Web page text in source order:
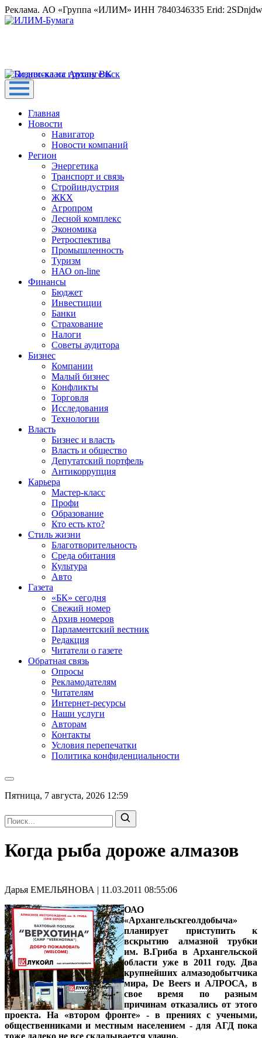
Реклама. АО «Группа «ИЛИМ» ИНН 7840346335 Erid:
Главная
Новости
Навигатор
Новости компаний
Регион
Энергетика
Транспорт и связь
Стройиндустрия
ЖКХ
Агропром
Лесной комплекс
Экономика
Ретроспектива
Промышленность
Туризм
НАО on-line
Финансы
Бюджет
Инвестиции
Банки
Страхование
Налоги
Советы аудитора
Бизнес
Компании
Малый бизнес
Конфликты
Торговля
Исследования
Технологии
Власть
Бизнес и власть
Власть и общество
Депутатский портфель
Антикоррупция
Карьера
Мастер-класс
Профи
Образование
Кто есть кто?
Стиль жизни
Благотворительность
Среда обитания
Культура
Авто
Газета
«БК» сегодня
Свежий номер
Архив номеров
Парламентский вестник
Редакция
Читатели о газете
Обратная связь
Опросы
Рекламодателям
Читателям
Интернет-ресурсы
Наши услуги
Авторам
Контакты
Условия перепечатки
Политика конфиденциальности
Пятница, 7 августа, 2026 12:59
Когда рыба дороже алмазов
Дарья ЕМЕЛЬЯНОВА | 11.03.2011 08:55:06
ОАО
«Архангельскгеолдобыча»
планирует приступить к
вскрытию алмазной трубки
им. В.Гриба в Архангельской
области уже в 2011 году. Два
крупнейших алмазодобытчика
мира, De Beers и АЛРОСА, в
свое время по разным
причинам отказались от этого
проекта. На «втором фронте» - в прениях с учеными,
общественниками и местным населением - для АГД пока
тоже далеко не все складывается удачно.